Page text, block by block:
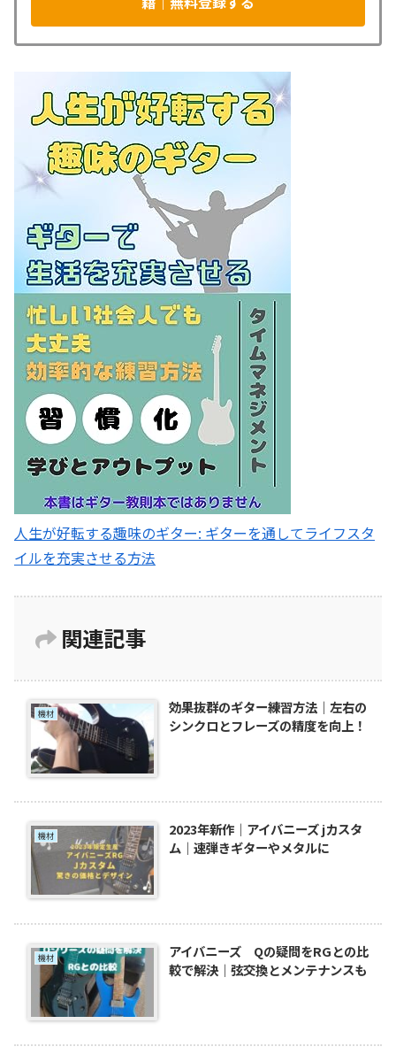
人生が好転する趣味のギター: ギターを通してライフスタ
イルを充実させる方法
関連記事
機材
効果抜群のギター練習方法｜左右の
シンクロとフレーズの精度を向上！
機材
2023年新作｜アイバニーズ jカスタ
ム｜速弾きギターやメタルに
機材
アイバニーズ Qの疑問をRGとの比
較で解決｜弦交換とメンテナンスも